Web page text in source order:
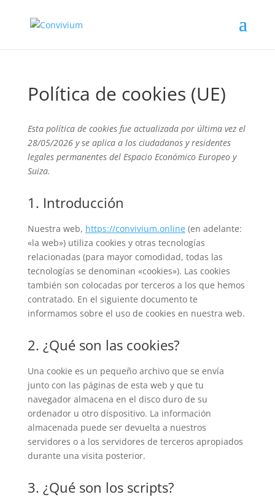
Política de cookies (UE)
Esta política de cookies fue actualizada por última vez el
28/05/2026 y se aplica a los ciudadanos y residentes
legales permanentes del Espacio Económico Europeo y
Suiza.
1. Introducción
Nuestra web, https://convivium.online(en adelante:
«la web») utiliza cookies y otras tecnologías
relacionadas (para mayor comodidad, todas las
tecnologías se denominan «cookies»). Las cookies
también son colocadas por terceros a los que hemos
contratado. En el siguiente documento te
informamos sobre el uso de cookies en nuestra web.
2. ¿Qué son las cookies?
Una cookie es un pequeño archivo que se envía
junto con las páginas de esta web y que tu
navegador almacena en el disco duro de su
ordenador u otro dispositivo. La información
almacenada puede ser devuelta a nuestros
servidores o a los servidores de terceros apropiados
durante una visita posterior.
3. ¿Qué son los scripts?